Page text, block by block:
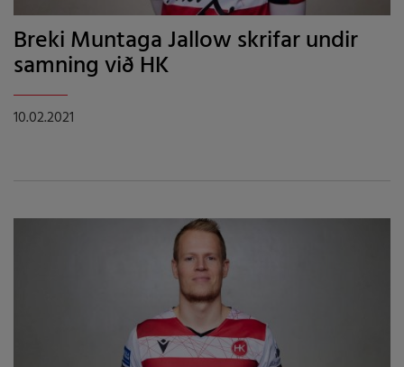
Breki Muntaga Jallow skrifar undir
samning við HK
10.02.2021